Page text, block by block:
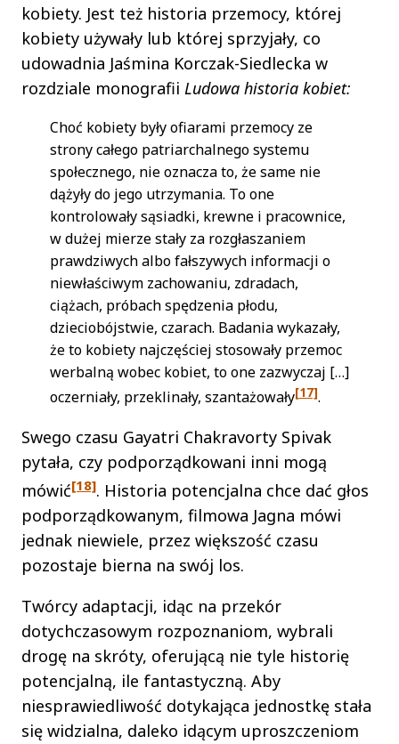
kobiety. Jest też historia przemocy, której
kobiety używały lub której sprzyjały, co
udowadnia Jaśmina Korczak-Siedlecka w
rozdziale monografii Ludowa historia kobiet:
Choć kobiety były ofiarami przemocy ze
strony całego patriarchalnego systemu
społecznego, nie oznacza to, że same nie
dążyły do jego utrzymania. To one
kontrolowały sąsiadki, krewne i pracownice,
w dużej mierze stały za rozgłaszaniem
prawdziwych albo fałszywych informacji o
niewłaściwym zachowaniu, zdradach,
ciążach, próbach spędzenia płodu,
dzieciobójstwie, czarach. Badania wykazały,
że to kobiety najczęściej stosowały przemoc
werbalną wobec kobiet, to one zazwyczaj […]
oczerniały, przeklinały, szantażowały[17].
Swego czasu Gayatri Chakravorty Spivak
pytała, czy podporządkowani inni mogą
mówić[18]. Historia potencjalna chce dać głos
podporządkowanym, filmowa Jagna mówi
jednak niewiele, przez większość czasu
pozostaje bierna na swój los.
Twórcy adaptacji, idąc na przekór
dotychczasowym rozpoznaniom, wybrali
drogę na skróty, oferującą nie tyle historię
potencjalną, ile fantastyczną. Aby
niesprawiedliwość dotykająca jednostkę stała
się widzialna, daleko idącym uproszczeniom